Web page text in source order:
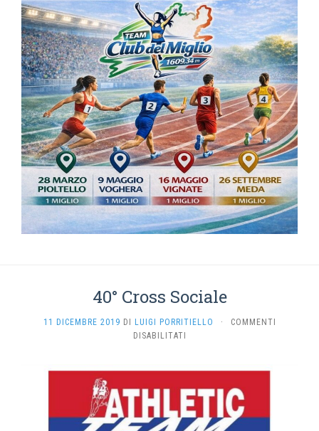
40° Cross Sociale
11 DICEMBRE 2019 DI LUIGI PORRITIELLO ·
COMMENTI
DISABILITATI